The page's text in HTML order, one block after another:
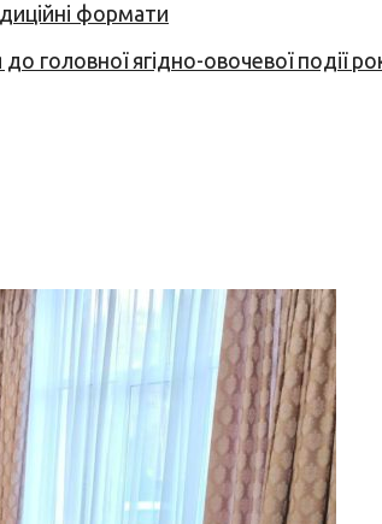
формати
головної ягідно-овочевої події